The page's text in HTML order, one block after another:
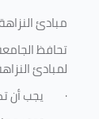
مبادئ
تحافظ
لمبادئ
· يجب أن